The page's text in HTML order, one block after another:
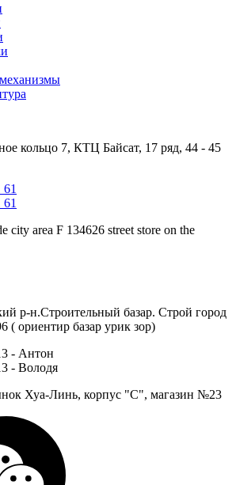
кольцо 7, КТЦ Байсат, 17 ряд, 44 - 45
city area F 134626 street store on the
р-н.Строительный базар. Строй город
( ориентир базар урик зор)
- Антон
- Володя
Хуа-Линь, корпус "С", магазин №23